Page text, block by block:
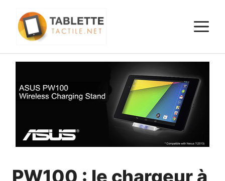
contenu
PW100 : le chargeur à